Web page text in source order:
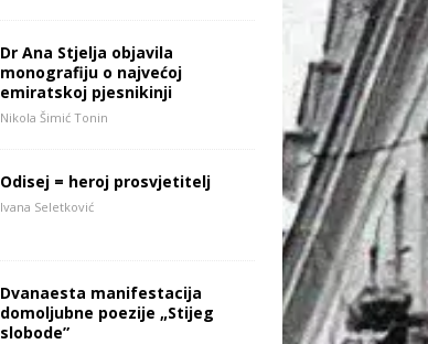
Dr Ana Stjelja objavila
monografiju o najvećoj
emiratskoj pjesnikinji
Nikola Šimić Tonin
Odisej = heroj prosvjetitelj
Ivana Seletković
Dvanaesta manifestacija
domoljubne poezije „Stijeg
slobode”